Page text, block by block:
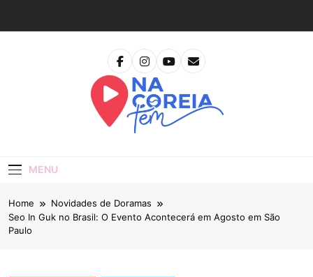
MENU
Home
Novidades de Doramas
Seo In Guk no Brasil: O Evento Acontecerá em Agosto em São
Paulo